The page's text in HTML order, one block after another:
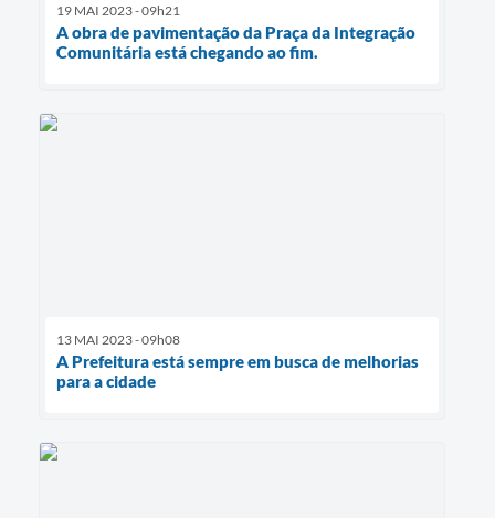
19 MAI 2023 - 09h21
A obra de pavimentação da Praça da Integração
Comunitária está chegando ao fim.
13 MAI 2023 - 09h08
A Prefeitura está sempre em busca de melhorias
para a cidade